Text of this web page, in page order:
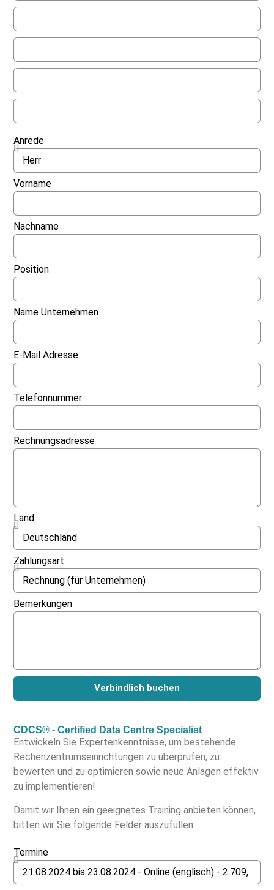
Anrede
Vorname
Nachname
Position
Name Unternehmen
E-Mail Adresse
Telefonnummer
Rechnungsadresse
Land
Zahlungsart
Bemerkungen
Verbindlich buchen
CDCS® - Certified Data Centre Specialist
Entwickeln Sie Expertenkenntnisse, um bestehende
Rechenzentrumseinrichtungen zu überprüfen, zu
bewerten und zu optimieren sowie neue Anlagen effektiv
zu implementieren!
Damit wir Ihnen ein geeignetes Training anbieten können,
bitten wir Sie folgende Felder auszufüllen:
Termine